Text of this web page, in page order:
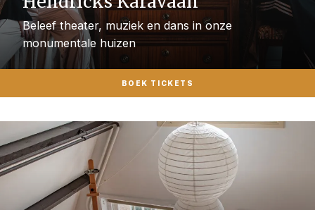
Beleef theater, muziek en dans in onze
monumentale huizen
BOEK TICKETS